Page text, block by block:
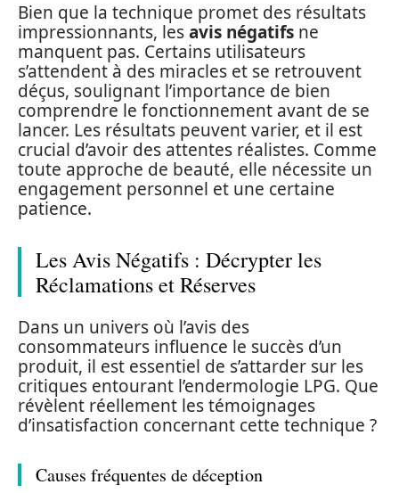
Bien que la technique promet des résultats
impressionnants, lesavis négatifs ne
manquent pas. Certains utilisateurs
s’attendent à des miracles et se retrouvent
déçus, soulignant l’importance de bien
comprendre le fonctionnement avant de se
lancer. Les résultats peuvent varier, et il est
crucial d’avoir des attentes réalistes. Comme
toute approche de beauté, elle nécessite un
engagement personnel et une certaine
patience.
Les Avis Négatifs : Décrypter les
Réclamations et Réserves
Dans un univers où l’avis des
consommateurs influence le succès d’un
produit, il est essentiel de s’attarder sur les
critiques entourant l’endermologie LPG. Que
révèlent réellement les témoignages
d’insatisfaction concernant cette technique ?
Causes fréquentes de déception